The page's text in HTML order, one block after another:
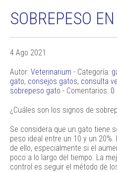
SOBREPESO
4 Ago 2021
Autor: Veterinarium - Categoría:
gato, consejos gatos, consulta
sobrepeso gato - Comentarios: 0
¿Cuáles son los signos de
Se considera que un gato tiene
peso ideal entre un 10 y un
de ello, especialmente si el
poco a lo largo del tiempo. La
control es seguir el método de